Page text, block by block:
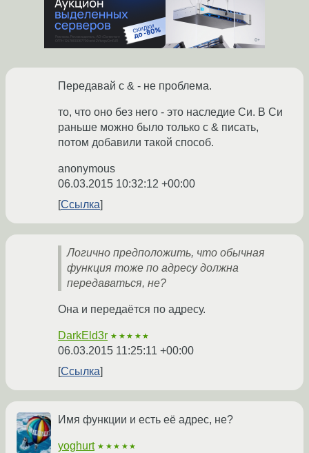
Передавай с & - не проблема.
то, что оно без него - это наследие Си. В Си
раньше можно было только с & писать,
потом добавили такой способ.
anonymous
06.03.2015 10:32:12 +00:00
Ссылка
Логично предположить, что обычная
функция тоже по адресу должна
передаваться, не?
Она и передаётся по адресу.
DarkEld3r ★★★★★
06.03.2015 11:25:11 +00:00
Ссылка
Имя функции и есть её адрес, не?
yoghurt ★★★★★